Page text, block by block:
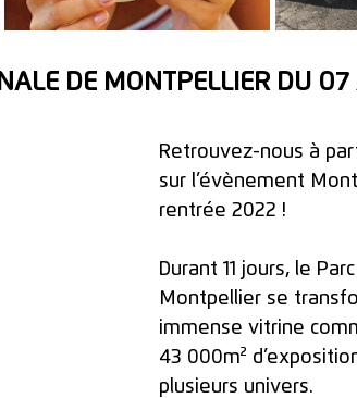
DE MONTPELLIER DU 07
Retrouvez-nous à
sur l’évènement
rentrée 2022 !
Durant 11 jours, le
Montpellier se
immense vitrine
43 000m²
plusieurs univers.